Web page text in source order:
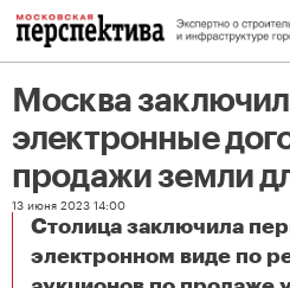
Москва
электронные
продажи земли
13 июня 2023 14:00
Столица заключила
электронном виде по